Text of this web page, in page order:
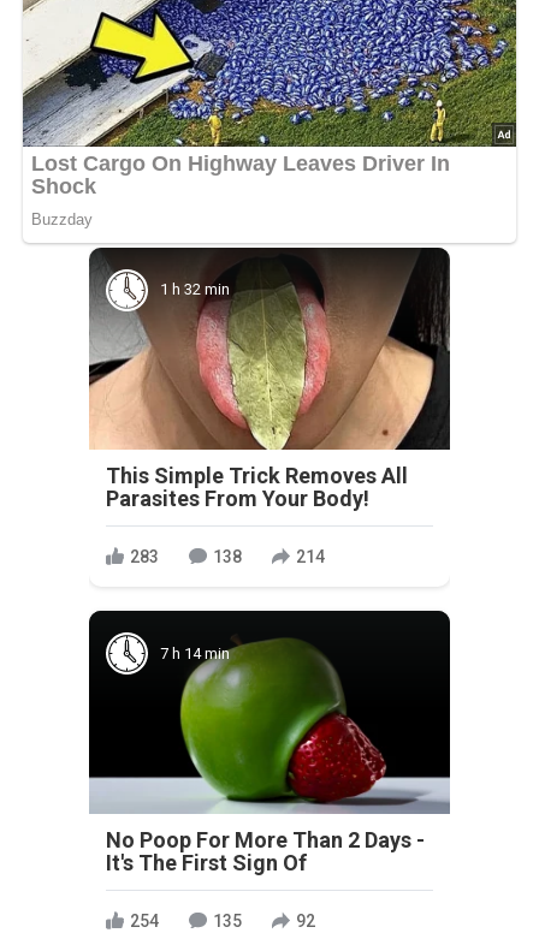
1 h 32 min
This Simple Trick Removes All
Parasites From Your Body!
283 138 214
7 h 14 min
No Poop For More Than 2 Days -
It's The First Sign Of
254 135 92